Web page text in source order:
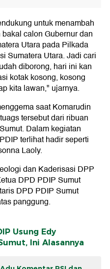
untuk menambah
calon Gubernur dan
Utara pada Pilkada
Sumatera Utara. Jadi cari
diborong, hari ini kan
kotak kosong, kosong
kita lawan," ujarnya.
saat Komarudin
tersebut dari ribuan
Dalam kegiatan
terlihat hadir seperti
Laoly.
dan Kaderisasi DPP
DPD PDIP Sumut
DPD PDIP Sumut
panggung.
Usung Edy
Ini Alasannya